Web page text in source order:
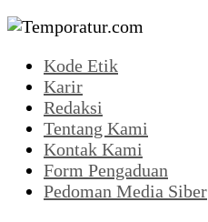
Kode Etik
Karir
Redaksi
Tentang Kami
Kontak Kami
Form Pengaduan
Pedoman Media Siber